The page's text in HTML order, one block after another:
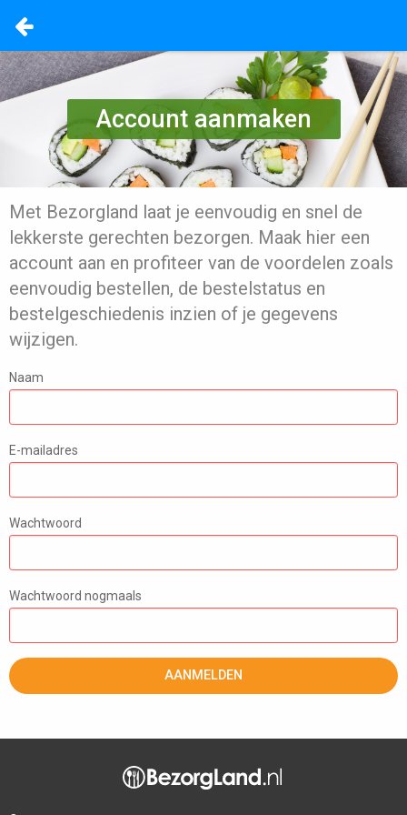
Account aanmaken
Met Bezorgland laat je eenvoudig en snel de
lekkerste gerechten bezorgen. Maak hier een
account aan en profiteer van de voordelen zoals
eenvoudig bestellen, de bestelstatus en
bestelgeschiedenis inzien of je gegevens
wijzigen.
Naam
E-mailadres
Wachtwoord
Wachtwoord nogmaals
AANMELDEN